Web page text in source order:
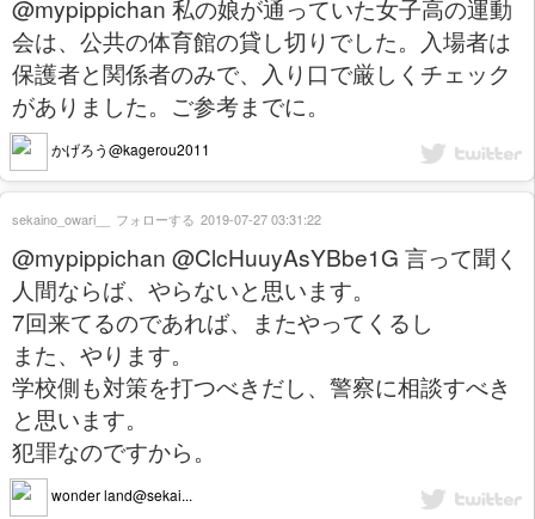
@mypippichan 私の娘が通っていた女子高の運動
会は、公共の体育館の貸し切りでした。入場者は
保護者と関係者のみで、入り口で厳しくチェック
がありました。ご参考までに。
かげろう@kagerou2011
@mypippichan @ClcHuuyAsYBbe1G 言って聞く
人間ならば、やらないと思います。
7回来てるのであれば、またやってくるし
また、やります。
学校側も対策を打つべきだし、警察に相談すべき
と思います。
犯罪なのですから。
wonder land@sekai...
sekaino_owari__ フォローする 2019-07-27 03:31:22